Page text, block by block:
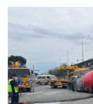
眾的機車墜落坑洞內，
車前往現場填補坑洞
裂，該輛混凝土車瞬
受傷送醫，所幸經送醫
後，網友紛紛留言驚呼
譜」、「昨晚海線那場
灣無一處倖免」、「還
排了。」至於坑洞是因
關單位進一步調查釐清。